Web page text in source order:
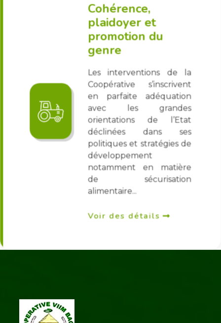
Cohérence,
plaidoyer et
promotion du
genre
Les interventions de la
Coopérative s’inscrivent
en parfaite adéquation
avec les grandes
orientations de l’Etat
déclinées dans ses
politiques et stratégies de
développement
notamment en matière
de sécurisation
alimentaire...
Voir des détails